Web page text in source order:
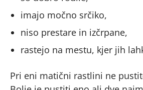
imajo močno srčiko,
niso prestare in izčrpane,
rastejo na mestu, kjer jih
Pri eni matični rastlini ne